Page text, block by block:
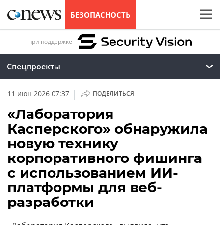
БЕЗОПАСНОСТЬ
при поддержке
Спецпроекты
11 июн 2026 07:37 | ПОДЕЛИТЬСЯ
«Лаборатория
Касперского» обнаружила
новую технику
корпоративного фишинга
с использованием ИИ-
платформы для веб-
разработки